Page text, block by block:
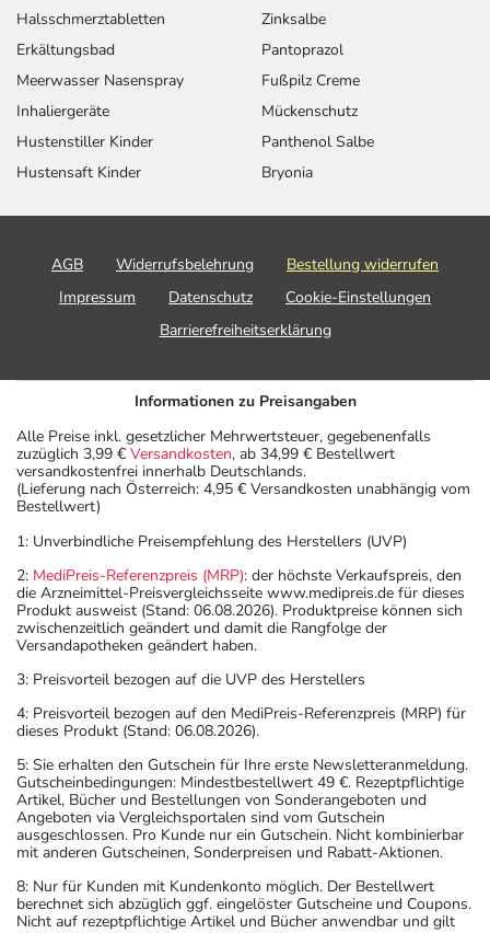
Halsschmerztabletten
Erkältungsbad
Meerwasser Nasenspray
Inhaliergeräte
Hustenstiller Kinder
Hustensaft Kinder
Zinksalbe
Pantoprazol
Fußpilz Creme
Mückenschutz
Panthenol Salbe
Bryonia
AGB Widerrufsbelehrung
Bestellung widerrufen
Impressum
Datenschutz
Cookie-Einstellungen
Barrierefreiheitserklärung
Informationen zu Preisangaben
Alle Preise inkl. gesetzlicher Mehrwertsteuer, gegebenenfalls
zuzüglich 3,99 € Versandkosten, ab 34,99 € Bestellwert
versandkostenfrei innerhalb Deutschlands.
(Lieferung nach Österreich: 4,95 € Versandkosten unabhängig vom
Bestellwert)
1: Unverbindliche Preisempfehlung des Herstellers (UVP)
2: MediPreis-Referenzpreis (MRP): der höchste Verkaufspreis, den
die Arzneimittel-Preisvergleichsseite www.medipreis.de für dieses
Produkt ausweist (Stand: 06.08.2026). Produktpreise können sich
zwischenzeitlich geändert und damit die Rangfolge der
Versandapotheken geändert haben.
3: Preisvorteil bezogen auf die UVP des Herstellers
4: Preisvorteil bezogen auf den MediPreis-Referenzpreis (MRP) für
dieses Produkt (Stand: 06.08.2026).
5: Sie erhalten den Gutschein für Ihre erste Newsletteranmeldung.
Gutscheinbedingungen: Mindestbestellwert 49 €. Rezeptpflichtige
Artikel, Bücher und Bestellungen von Sonderangeboten und
Angeboten via Vergleichsportalen sind vom Gutschein
ausgeschlossen. Pro Kunde nur ein Gutschein. Nicht kombinierbar
mit anderen Gutscheinen, Sonderpreisen und Rabatt-Aktionen.
8: Nur für Kunden mit Kundenkonto möglich. Der Bestellwert
berechnet sich abzüglich ggf. eingelöster Gutscheine und Coupons.
Nicht auf rezeptpflichtige Artikel und Bücher anwendbar und gilt